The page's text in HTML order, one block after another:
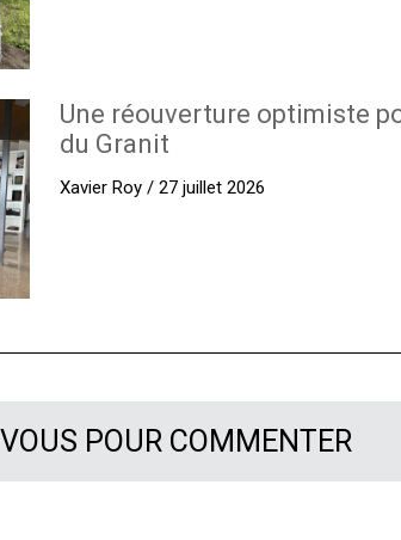
Une réouverture optimiste
du Granit
Xavier Roy / 27 juillet 2026
POUR COMMENTER